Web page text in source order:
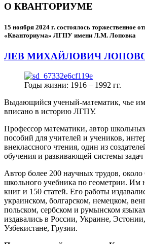
О КВАНТОРИУМЕ
15 ноября 2024 г. состоялось торжественное
«Кванториума» ЛГПУ имени Л.М. Лоповка
ЛЕВ МИХАЙЛОВИЧ
Годы жизни: 1916 – 1992 гг.
Выдающийся ученый-математик, чье
вписано в историю ЛГПУ.
Профессор математики, автор
пособий для учителей и учеников,
внеклассного чтения, один из
обучения и развивающей системы задач
Автор более 200 научных трудов,
школьного учебника по геометрии. Им
книг и 150 статей. Его работы
украинском, болгарском, немецком,
польском, сербском и румынском
издавались в России, Украине,
Узбекистане, Грузии.